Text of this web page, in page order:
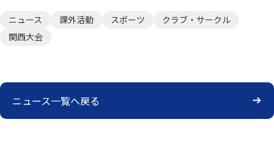
ニュース 課外活動 スポーツ
クラブ・サークル
関西大会
ニュース一覧へ戻る